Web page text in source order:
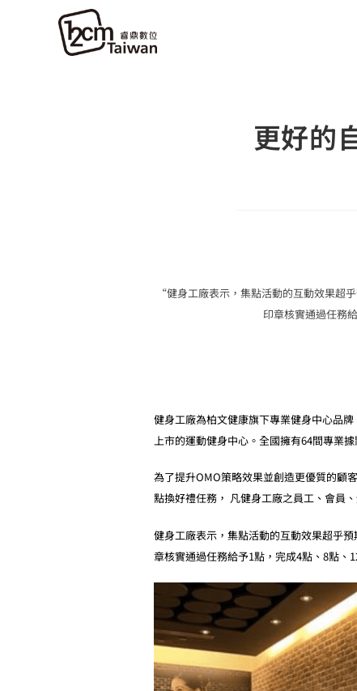
更好的
“健身工廠表示，集點活動的互動效果超
印章核實通過任務
健身工廠為柏文健康旗下專業健身中心品
上市的運動健身中心。全國擁有64間專業
為了提升OMO策略效果並創造更優質的顧
點換好禮任務， 凡健身工廠之員工、會員
健身工廠表示，集點活動的互動效果超乎
章核實通過任務給予1點，完成4點、8點、